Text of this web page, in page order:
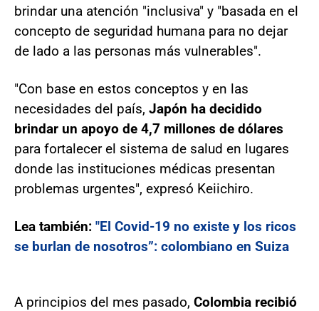
brindar una atención "inclusiva" y "basada en el
concepto de seguridad humana para no dejar
de lado a las personas más vulnerables".
"Con base en estos conceptos y en las
necesidades del país, Japón ha decidido
brindar un apoyo de 4,7 millones de dólares
para fortalecer el sistema de salud en lugares
donde las instituciones médicas presentan
problemas urgentes", expresó Keiichiro.
Lea también: "El Covid-19 no existe y los ricos
se burlan de nosotros”: colombiano en Suiza
A principios del mes pasado, Colombia recibió